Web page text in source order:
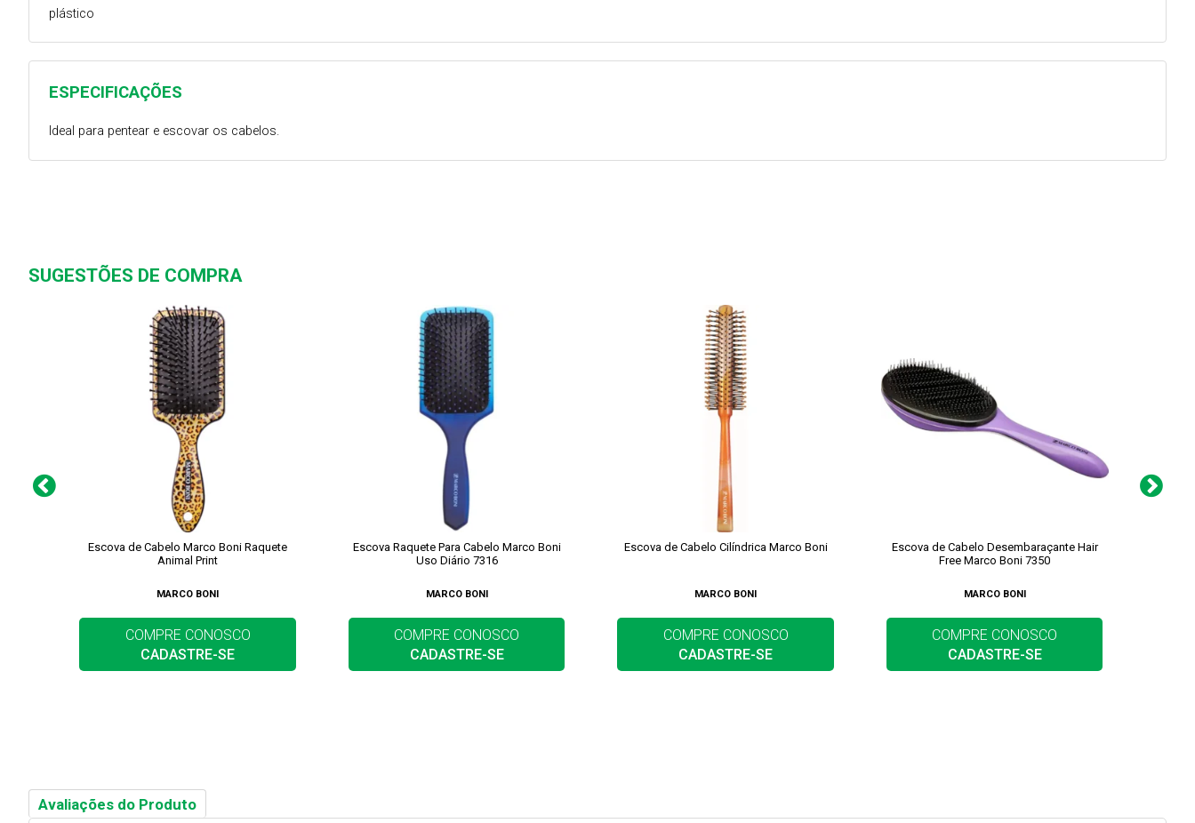
ESPECIFICAÇÕES
Ideal para pentear e escovar os cabelos.
plástico
SUGESTÕES DE COMPRA
Escova de Cabelo Marco Boni Raquete
Animal Print
MARCO BONI
COMPRE CONOSCO
CADASTRE-SE
Escova Raquete Para Cabelo Marco Boni
Uso Diário 7316
MARCO BONI
COMPRE CONOSCO
CADASTRE-SE
Escova de Cabelo Cilíndrica Marco Boni
MARCO BONI
COMPRE CONOSCO
CADASTRE-SE
Escova de Cabelo Desembaraçante Hair
Free Marco Boni 7350
MARCO BONI
COMPRE CONOSCO
CADASTRE-SE
Avaliações do Produto